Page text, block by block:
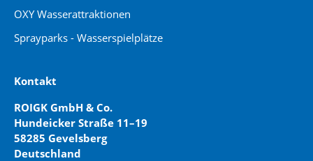
OXY Wasserattraktionen
Sprayparks - Wasserspielplätze
Kontakt
ROIGK GmbH & Co.
Hundeicker Straße 11–19
58285 Gevelsberg
Deutschland